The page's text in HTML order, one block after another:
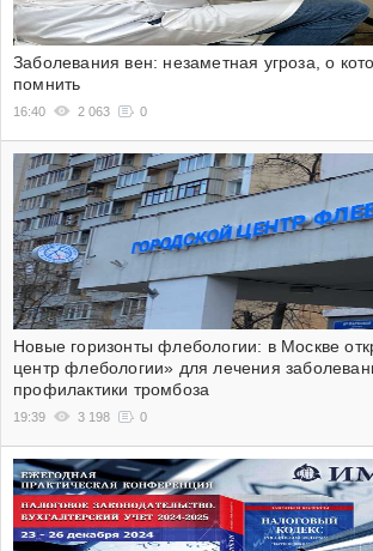
Заболевания вен: незаметная угроза, о
помнить
16:40 2 063 0
Новые горизонты флебологии: в Москве
центр флебологии» для лечения
профилактики тромбоза
19:39 3 198 0